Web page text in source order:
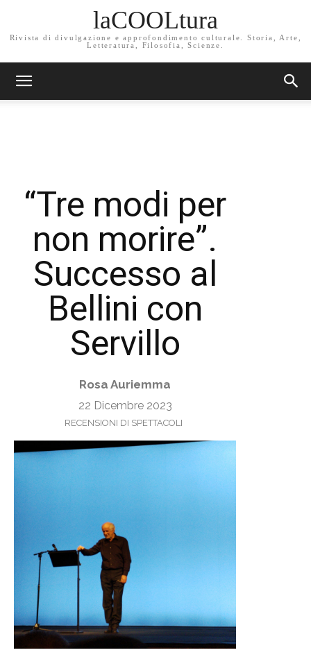
laCOOLtura
Rivista di divulgazione e approfondimento culturale. Storia, Arte,
Letteratura, Filosofia, Scienze.
“Tre modi per
non morire”.
Successo al
Bellini con
Servillo
Rosa Auriemma
22 Dicembre 2023
RECENSIONI DI SPETTACOLI